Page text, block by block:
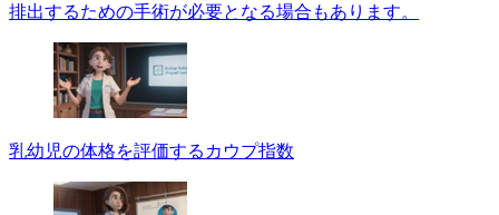
排出するための手術が必要となる場合もあります。
乳幼児の体格を評価するカウプ指数